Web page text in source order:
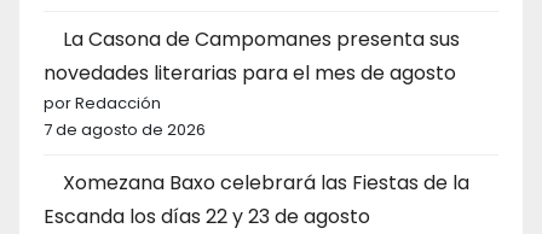
La Casona de Campomanes presenta sus
novedades literarias para el mes de agosto
por Redacción
7 de agosto de 2026
Xomezana Baxo celebrará las Fiestas de la
Escanda los días 22 y 23 de agosto